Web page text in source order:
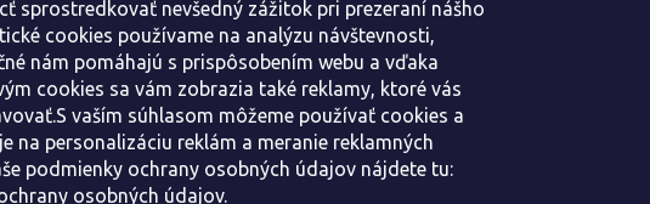
sprostredkovať nevšedný zážitok pri prezeraní nášho
cookies používame na analýzu návštevnosti,
nám pomáhajú s prispôsobením webu a vďaka
cookies sa vám zobrazia také reklamy, ktoré vás
vaším súhlasom môžeme používať cookies a
na personalizáciu reklám a meranie reklamných
podmienky ochrany osobných údajov nájdete tu:
osobných údajov.
o ochrane osobných
podmienky